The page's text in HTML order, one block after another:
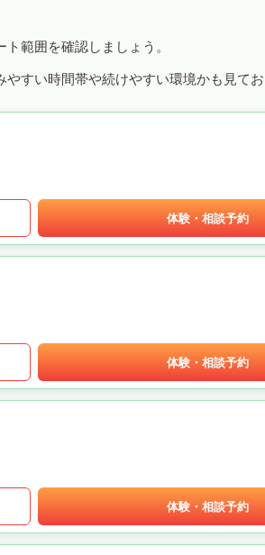
範囲を確認しましょう。
すい時間帯や続けやすい環境かも見てお
体験・相談予約
体験・相談予約
体験・相談予約